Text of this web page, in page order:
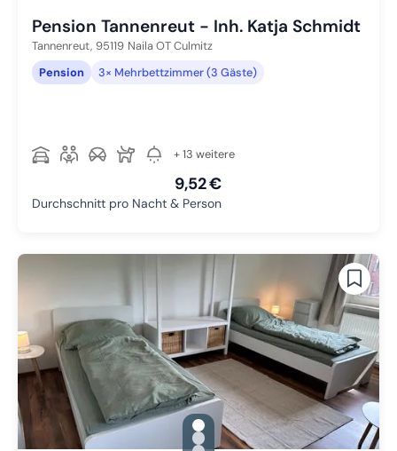
Pension Tannenreut - Inh. Katja Schmidt
Tannenreut, 95119 Naila OT Culmitz
Pension
3× Mehrbettzimmer (3 Gäste)
+ 13 weitere
9,52 €
Durchschnitt pro Nacht & Person
gallery.slide_selector
Zu Slide 1 wechseln